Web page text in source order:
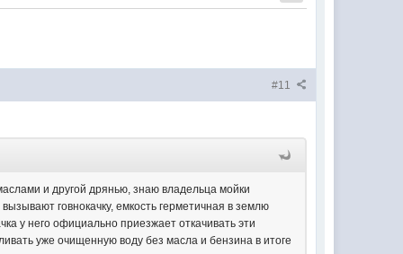
#11
и другой дрянью, знаю владельца мойки
говнокачку, емкость герметичная в землю
у него официально приезжает откачивать эти
уже очищенную воду без масла и бензина в итоге